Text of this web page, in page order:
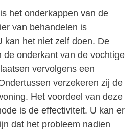
het onderkappen van de
van behandelen is
kan het niet zelf doen. De
de onderkant van de vochtige
vervolgens een
verzekeren zij de
Het voordeel van deze
is de effectiviteit. U kan er
dat het probleem nadien